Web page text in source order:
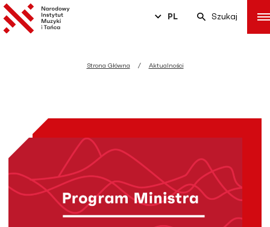
PL Szukaj
Strona Główna Aktualności